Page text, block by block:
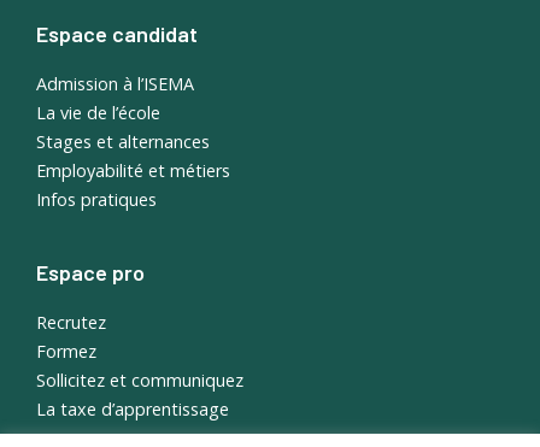
Espace candidat
Admission à l’ISEMA
La vie de l’école
Stages et alternances
Employabilité et métiers
Infos pratiques
Espace pro
Recrutez
Formez
Sollicitez et communiquez
La taxe d’apprentissage